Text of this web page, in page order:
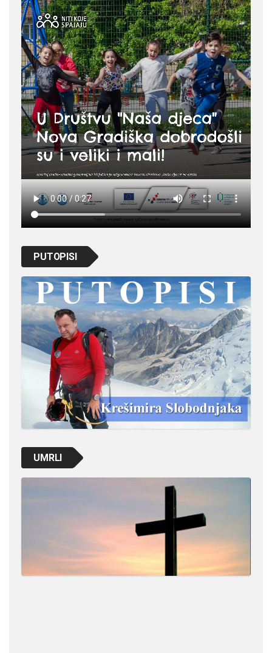
PUTOPISI
UMRLI